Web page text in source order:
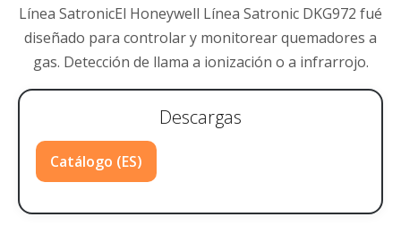
Línea SatronicEl Honeywell Línea Satronic DKG972 fué
diseñado para controlar y monitorear quemadores a
gas. Detección de llama a ionización o a infrarrojo.
Descargas
Catálogo (ES)